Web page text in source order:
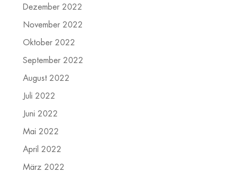
Dezember 2022
November 2022
Oktober 2022
September 2022
August 2022
Juli 2022
Juni 2022
Mai 2022
April 2022
März 2022